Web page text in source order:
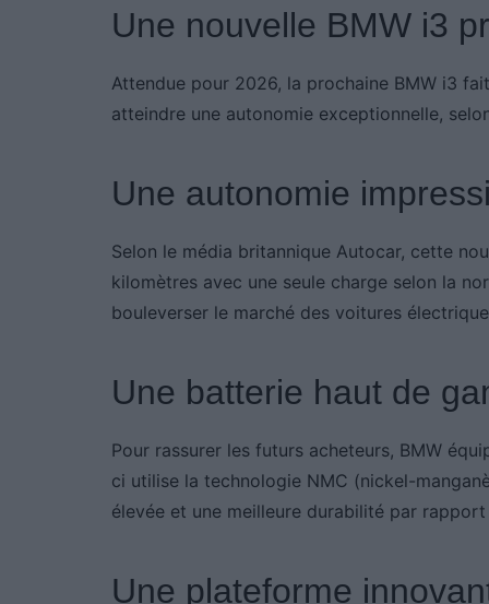
Une nouvelle BMW i3
Attendue pour 2026, la prochaine BMW i3
atteindre une autonomie exceptionnelle,
Une autonomie
Selon le média britannique Autocar, cette
kilomètres avec une seule charge selon la
bouleverser le marché des voitures
Une batterie haut de
Pour rassurer les futurs acheteurs, BMW
ci utilise la technologie NMC (nickel-
élevée et une meilleure durabilité par
Une plateforme